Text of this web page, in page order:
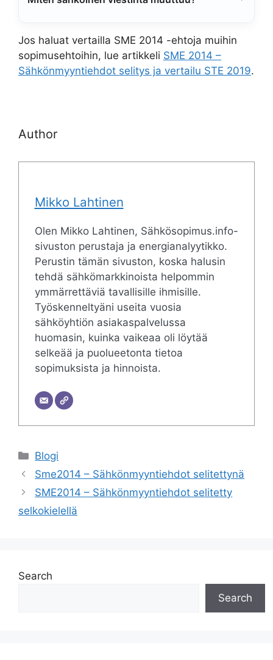
Jos haluat vertailla SME 2014 -ehtoja muihin
sopimusehtoihin, lue artikkeli SME 2014 –
Sähkönmyyntiehdot selitys ja vertailu STE 2019.
Author
Mikko Lahtinen
Olen Mikko Lahtinen, Sähkösopimus.info-
sivuston perustaja ja energianalyytikko.
Perustin tämän sivuston, koska halusin
tehdä sähkömarkkinoista helpommin
ymmärrettäviä tavallisille ihmisille.
Työskenneltyäni useita vuosia
sähköyhtiön asiakaspalvelussa
huomasin, kuinka vaikeaa oli löytää
selkeää ja puolueetonta tietoa
sopimuksista ja hinnoista.
Categories
Blogi
Sme2014 – Sähkönmyyntiehdot selitettynä
SME2014 – Sähkönmyyntiehdot selitetty
selkokielellä
Search
Search